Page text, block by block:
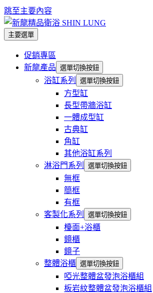
跳至主要內容
主要選單
促銷專區
新龍產品 選單切換按鈕
浴缸系列 選單切換按鈕
方型缸
長型帶牆浴缸
一體成型缸
古典缸
角缸
其他浴缸系列
淋浴門系列
選單切換按鈕
無框
簡框
有框
客製化系列
選單切換按鈕
檯面+浴櫃
鏡櫃
鏡子
整體浴櫃 選單切換按鈕
啞光整體盆發泡浴櫃組
板岩紋整體盆發泡浴櫃組